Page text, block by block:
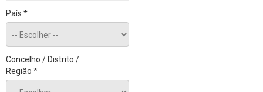
País *
Concelho / Distrito /
Região *